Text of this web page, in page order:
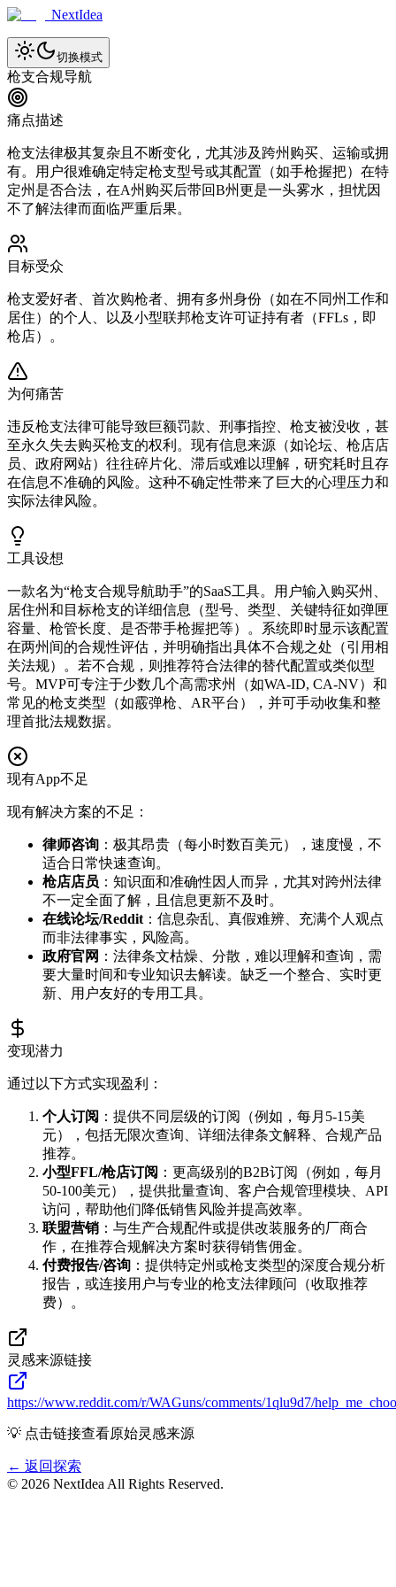
NextIdea
切换模式
枪支合规导航
痛点描述
枪支法律极其复杂且不断变化，尤其涉及跨州购买、运输或拥
有。用户很难确定特定枪支型号或其配置（如手枪握把）在特
定州是否合法，在A州购买后带回B州更是一头雾水，担忧因
不了解法律而面临严重后果。
目标受众
枪支爱好者、首次购枪者、拥有多州身份（如在不同州工作和
居住）的个人、以及小型联邦枪支许可证持有者（FFLs，即
枪店）。
为何痛苦
违反枪支法律可能导致巨额罚款、刑事指控、枪支被没收，甚
至永久失去购买枪支的权利。现有信息来源（如论坛、枪店店
员、政府网站）往往碎片化、滞后或难以理解，研究耗时且存
在信息不准确的风险。这种不确定性带来了巨大的心理压力和
实际法律风险。
工具设想
一款名为“枪支合规导航助手”的SaaS工具。用户输入购买州、
居住州和目标枪支的详细信息（型号、类型、关键特征如弹匣
容量、枪管长度、是否带手枪握把等）。系统即时显示该配置
在两州间的合规性评估，并明确指出具体不合规之处（引用相
关法规）。若不合规，则推荐符合法律的替代配置或类似型
号。MVP可专注于少数几个高需求州（如WA-ID, CA-NV）和
常见的枪支类型（如霰弹枪、AR平台），并可手动收集和整
理首批法规数据。
现有App不足
现有解决方案的不足：
律师咨询 ：极其昂贵（每小时数百美元），速度慢，不
适合日常快速查询。
枪店店员 ：知识面和准确性因人而异，尤其对跨州法律
不一定全面了解，且信息更新不及时。
在线论坛/Reddit ：信息杂乱、真假难辨、充满个人观点
而非法律事实，风险高。
政府官网 ：法律条文枯燥、分散，难以理解和查询，需
要大量时间和专业知识去解读。缺乏一个整合、实时更
新、用户友好的专用工具。
变现潜力
通过以下方式实现盈利：
个人订阅 ：提供不同层级的订阅（例如，每月5-15美
元），包括无限次查询、详细法律条文解释、合规产品
推荐。
小型FFL/枪店订阅 ：更高级别的B2B订阅（例如，每月
50-100美元），提供批量查询、客户合规管理模块、API
访问，帮助他们降低销售风险并提高效率。
联盟营销 ：与生产合规配件或提供改装服务的厂商合
作，在推荐合规解决方案时获得销售佣金。
付费报告/咨询 ：提供特定州或枪支类型的深度合规分析
报告，或连接用户与专业的枪支法律顾问（收取推荐
费）。
灵感来源链接
https://www.reddit.com/r/WAGuns/comments/1qlu9d7/
💡 点击链接查看原始灵感来源
← 返回探索
© 2026 NextIdea All Rights Reserved.